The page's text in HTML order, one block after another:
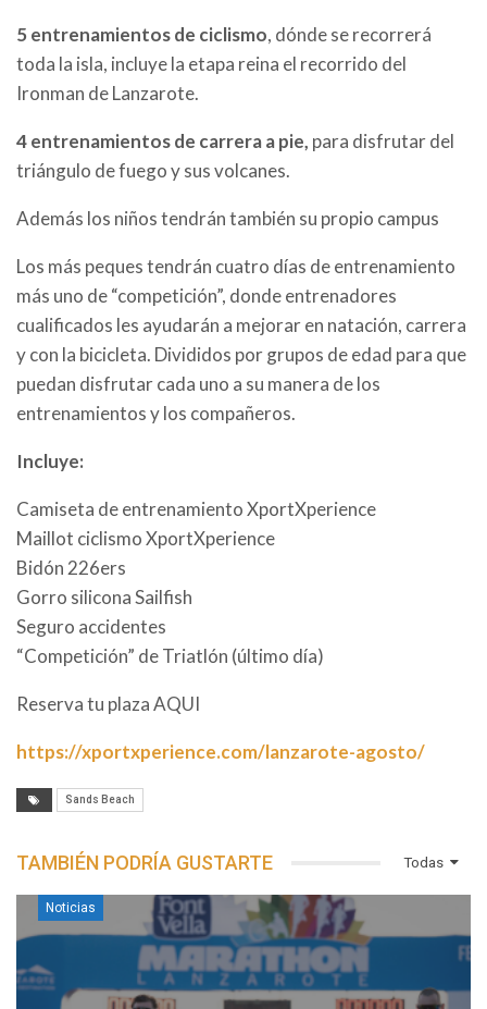
5 entrenamientos de ciclismo, dónde se recorrerá
toda la isla, incluye la etapa reina el recorrido del
Ironman de Lanzarote.
4 entrenamientos de carrera a pie, para disfrutar del
triángulo de fuego y sus volcanes.
Además los niños tendrán también su propio campus
Los más peques tendrán cuatro días de entrenamiento
más uno de “competición”, donde entrenadores
cualificados les ayudarán a mejorar en natación, carrera
y con la bicicleta. Divididos por grupos de edad para que
puedan disfrutar cada uno a su manera de los
entrenamientos y los compañeros.
Incluye:
Camiseta de entrenamiento XportXperience
Maillot ciclismo XportXperience
Bidón 226ers
Gorro silicona Sailfish
Seguro accidentes
“Competición” de Triatlón (último día)
Reserva tu plaza AQUI
https://xportxperience.com/lanzarote-agosto/
Sands Beach
Todas
TAMBIÉN PODRÍA GUSTARTE
Noticias